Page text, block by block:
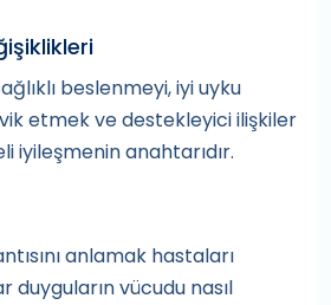
beslenmeyi, iyi uyku
etmek ve destekleyici ilişkiler
iyileşmenin anahtarıdır.
anlamak hastaları
duyguların vücudu nasıl